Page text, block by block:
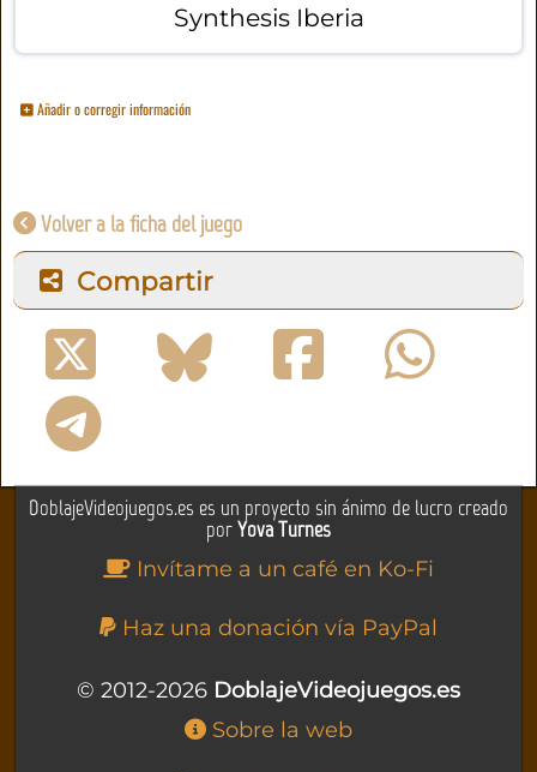
Synthesis Iberia
Añadir o corregir información
Volver a la ficha del juego
Compartir
DoblajeVideojuegos.es es un proyecto sin ánimo de lucro creado
porYova Turnes
Invítame a un café en Ko-Fi
Haz una donación vía PayPal
© 2012-2026 DoblajeVideojuegos.es
Sobre la web